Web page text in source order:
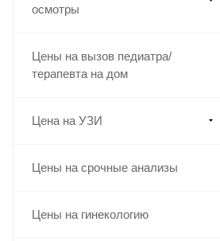
осмотры
Цены на вызов педиатра/
терапевта на дом
Цена на УЗИ
Цены на срочные анализы
Цены на гинекологию